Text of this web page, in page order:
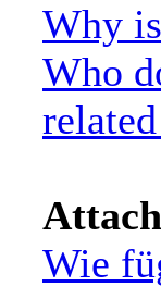
Why
Who
Wie